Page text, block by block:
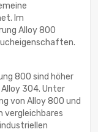
Im
Alloy 800
800 sind höher
304. Unter
von Alloy 800 und
vergleichbares